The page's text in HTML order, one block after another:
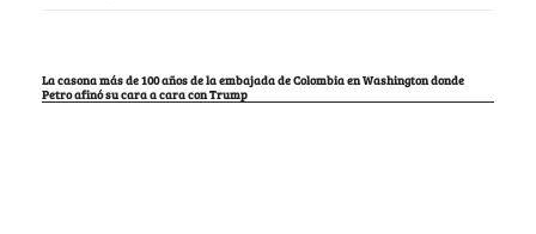
La casona más de 100 años de la embajada de Colombia en Washington donde
Petro afinó su cara a cara con Trump